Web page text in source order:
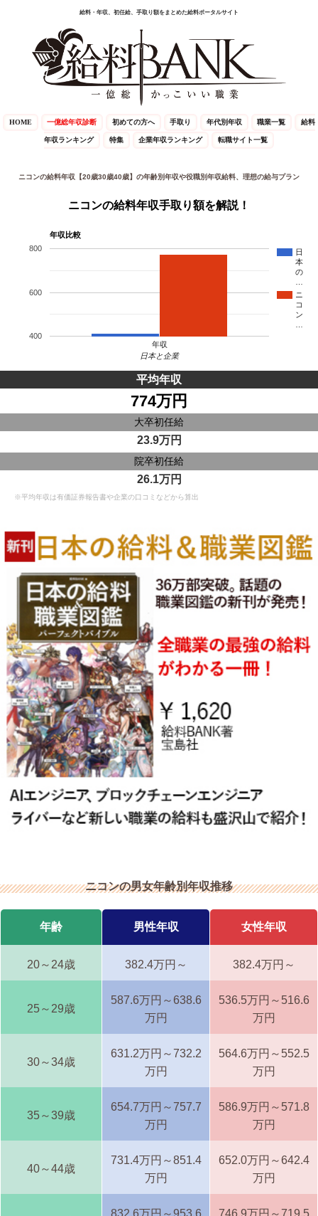
給料・年収、初任給、手取り額をまとめた給料ポータルサイト
HOME 一億総年収診断 初めての方へ 手取り 年代別年収 職業一覧 給料
年収ランキング 特集 企業年収ランキング 転職サイト一覧
ニコンの給料年収【20歳30歳40歳】の年齢別年収や役職別年収給料、理想の給与プラン
ニコンの給料年収手取り額を解説！
年収比較
日
本
の
ニ
コ
ン
年収
400
600
800
日本と企業
平均年収
774万円
大卒初任給
23.9万円
院卒初任給
26.1万円
※平均年収は有価証券報告書や企業の口コミなどから算出
ニコンの男女年齢別年収推移
年齢 男性年収 女性年収
20～24歳 382.4万円～ 382.4万円～
25～29歳
587.6万円～638.6
万円
536.5万円～516.6
万円
30～34歳
631.2万円～732.2
万円
564.6万円～552.5
万円
35～39歳
654.7万円～757.7
万円
586.9万円～571.8
万円
40～44歳
731.4万円～851.4
万円
652.0万円～642.4
万円
832.6万円～953.6
746.9万円～719.5